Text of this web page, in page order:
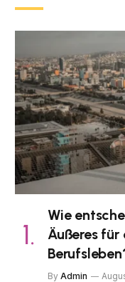
Wie
Äußeres
By Admin